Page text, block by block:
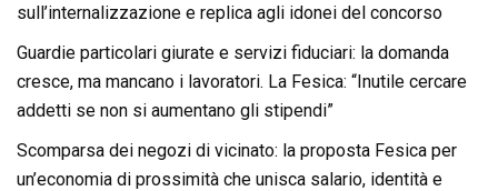
sull’internalizzazione e replica agli idonei del concorso
Guardie particolari giurate e servizi fiduciari: la domanda
cresce, ma mancano i lavoratori. La Fesica: “Inutile cercare
addetti se non si aumentano gli stipendi”
Scomparsa dei negozi di vicinato: la proposta Fesica per
un’economia di prossimità che unisca salario, identità e